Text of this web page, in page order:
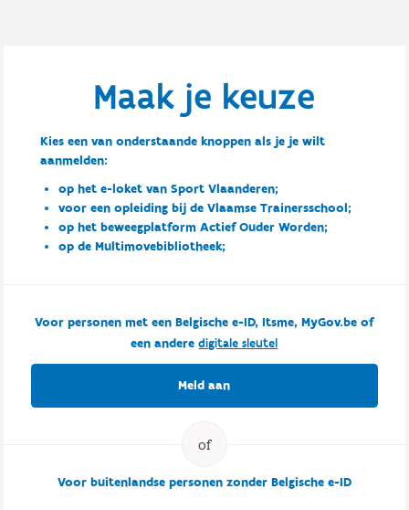
Maak je keuze
Kies een van onderstaande knoppen als je je wilt
aanmelden:
op het e-loket van Sport Vlaanderen;
voor een opleiding bij de Vlaamse Trainersschool;
op het beweegplatform Actief Ouder Worden;
op de Multimovebibliotheek;
Voor personen met een Belgische e-ID, Itsme, MyGov.be of
een anderedigitale sleutel
Meld aan
Voor buitenlandse personen zonder Belgische e-ID